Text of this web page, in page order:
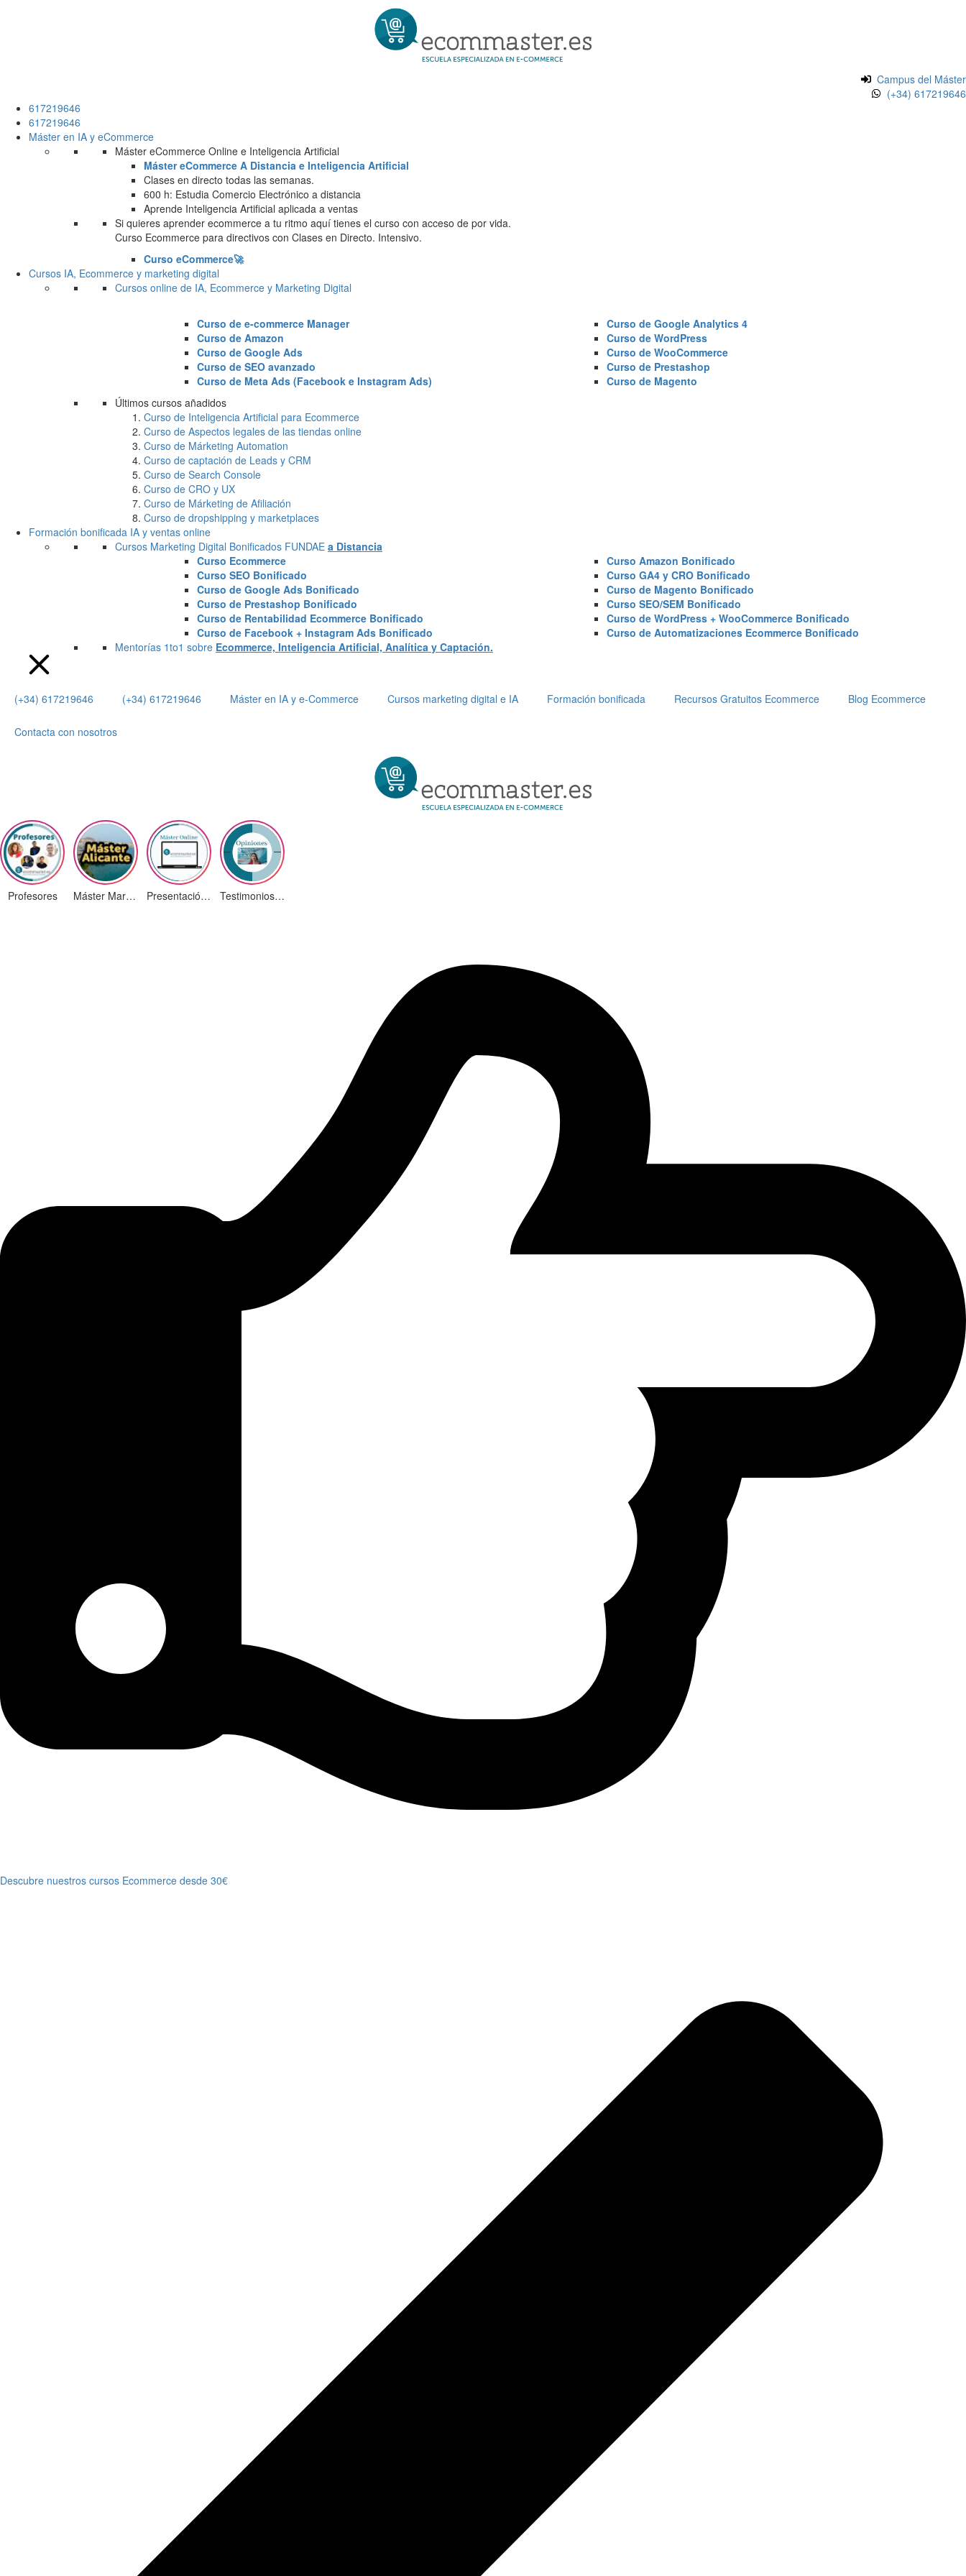
Campus del Máster
(+34) 617219646
617219646
617219646
Máster en IA y eCommerce
Máster eCommerce Online e Inteligencia Artificial
Máster eCommerce A Distancia e Inteligencia Artificial
Clases en directo todas las semanas.
600 h: Estudia Comercio Electrónico a distancia
Aprende Inteligencia Artificial aplicada a ventas
Si quieres aprender ecommerce a tu ritmo aquí tienes el curso con acceso de por vida.
Curso Ecommerce para directivos con Clases en Directo. Intensivo.
Curso eCommerce🚀
Cursos IA, Ecommerce y marketing digital
Cursos online de IA, Ecommerce y Marketing Digital
Curso de e-commerce Manager
Curso de Amazon
Curso de Google Ads
Curso de SEO avanzado
Curso de Meta Ads (Facebook e Instagram Ads)
Curso de Google Analytics 4
Curso de WordPress
Curso de WooCommerce
Curso de Prestashop
Curso de Magento
Últimos cursos añadidos
Curso de Inteligencia Artificial para Ecommerce
Curso de Aspectos legales de las tiendas online
Curso de Márketing Automation
Curso de captación de Leads y CRM
Curso de Search Console
Curso de CRO y UX
Curso de Márketing de Afiliación
Curso de dropshipping y marketplaces
Formación bonificada IA y ventas online
Cursos Marketing Digital Bonificados FUNDAE a Distancia
Curso Ecommerce
Curso SEO Bonificado
Curso de Google Ads Bonificado
Curso de Prestashop Bonificado
Curso de Rentabilidad Ecommerce Bonificado
Curso de Facebook + Instagram Ads Bonificado
Curso Amazon Bonificado
Curso GA4 y CRO Bonificado
Curso de Magento Bonificado
Curso SEO/SEM Bonificado
Curso de WordPress + WooCommerce Bonificado
Curso de Automatizaciones Ecommerce Bonificado
Mentorías 1to1 sobre Ecommerce, Inteligencia Artificial, Analítica y Captación.
(+34) 617219646 (+34) 617219646 Máster en IA y e-Commerce Cursos marketing digital e IA Formación bonificada Recursos Gratuitos Ecommerce Blog Ecommerce
Contacta con nosotros
Profesores Máster Marketing Digital en Alicante Presentación ¡Nuevas Ediciones! Testimonios Alumnos
Descubre nuestros cursos Ecommerce desde 30€